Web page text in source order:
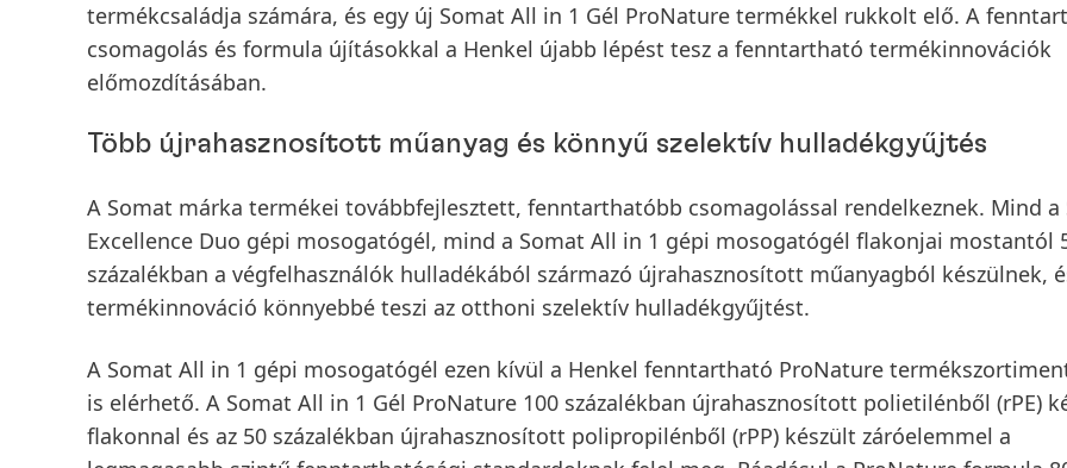
termékcsaládja számára, és egy új Somat All in 1 Gél ProNature termékkel rukkolt elő. A
csomagolás és formula újításokkal a Henkel újabb lépést tesz a fenntartható termékinnovációk
előmozdításában.
Több újrahasznosított műanyag és könnyű szelektív hulladékgyűjtés
A Somat márka termékei továbbfejlesztett, fenntarthatóbb csomagolással rendelkeznek. Mind a
Excellence Duo gépi mosogatógél, mind a Somat All in 1 gépi mosogatógél flakonjai mostantól
százalékban a végfelhasználók hulladékából származó újrahasznosított műanyagból készülnek,
termékinnováció könnyebbé teszi az otthoni szelektív hulladékgyűjtést.
A Somat All in 1 gépi mosogatógél ezen kívül a Henkel fenntartható ProNature
is elérhető. A Somat All in 1 Gél ProNature 100 százalékban újrahasznosított polietilénből (rPE)
flakonnal és az 50 százalékban újrahasznosított polipropilénből (rPP) készült záróelemmel a